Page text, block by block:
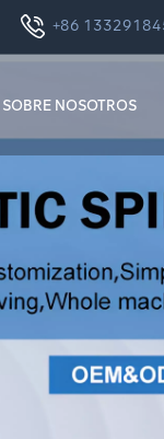
+86
SOBRE NOSOTROS